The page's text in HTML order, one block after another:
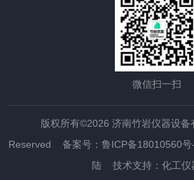
微信扫一扫
版权所有©2026 济南竹岩仪器设备
Reserved 备案号：鲁ICP备18010560号
陆 技术支持： 化工仪